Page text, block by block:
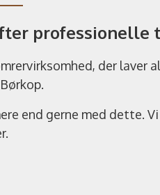
professionelle
der
end gerne med dette.